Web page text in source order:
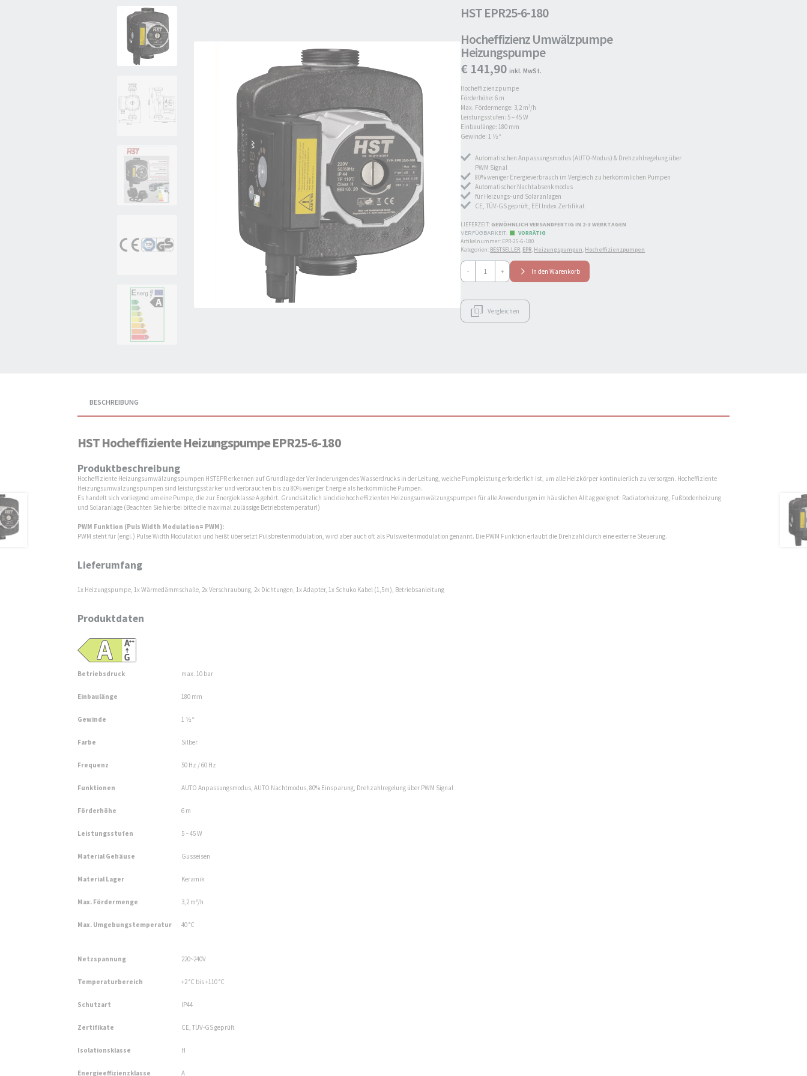
HST EPR25-6-180
Hocheffizienz Umwälzpumpe
Heizungspumpe
€ 141,90 inkl. MwSt.
Hocheffizienzpumpe
Förderhöhe: 6 m
Max. Fördermenge: 3,2 m³/h
Leistungsstufen: 5 – 45 W
Einbaulänge: 180 mm
Gewinde: 1 ½“
Automatischen Anpassungsmodus (AUTO-Modus) & Drehzahlregelung über
PWM Signal
80% weniger Energieverbrauch im Vergleich zu herkömmlichen Pumpen
Automatischer Nachtabsenkmodus
für Heizungs- und Solaranlagen
CE, TÜV-GS geprüft, EEI Index Zertifikat
LIEFERZEIT: GEWÖHNLICH VERSANDFERTIG IN 2-3 WERKTAGEN
VORRÄTIG
Artikelnummer: EPR-25-6-180
Kategorien: BESTSELLER, EPR, Heizungspumpen, Hocheffizienzpumpen
-
EPR25-
6-
Hocheffizienz
Umwälzpumpe
Heizungspumpe
+ In den Warenkorb
Vergleichen
BESCHREIBUNG
HST Hocheffiziente Heizungspumpe EPR25-6-180
Produktbeschreibung
Hocheffiziente Heizungsumwälzungspumpen HSTEPR erkennen auf Grundlage der Veränderungen des Wasserdrucks in der Leitung, welche Pumpleistung erforderlich ist, um alle Heizkörper kontinuierlich zu versorgen. Hocheffiziente
Heizungsumwälzungspumpen sind leistungsstärker und verbrauchen bis zu 80% weniger Energie als herkömmliche Pumpen.
Es handelt sich vorliegend um eine Pumpe, die zur Energieklasse A gehört. Grundsätzlich sind die hoch effizienten Heizungsumwälzungspumpen für alle Anwendungen im häuslichen Alltag geeignet: Radiatorheizung, Fußbodenheizung
und Solaranlage (Beachten Sie hierbei bitte die maximal zulässige Betriebstemperatur!)
PWM Funktion (Puls Width Modulation= PWM):
PWM steht für (engl.) Pulse Width Modulation und heißt übersetzt Pulsbreitenmodulation, wird aber auch oft als Pulsweitenmodulation genannt. Die PWM Funktion erlaubt die Drehzahl durch eine externe Steuerung.
Lieferumfang
1x Heizungspumpe, 1x Wärmedämmschalle, 2x Verschraubung, 2x Dichtungen, 1x Adapter, 1x Schuko Kabel (1,5m), Betriebsanleitung
Produktdaten
Betriebsdruck max. 10 bar
Einbaulänge 180 mm
Gewinde 1 ½“
Farbe Silber
Frequenz 50 Hz / 60 Hz
Funktionen AUTO Anpassungsmodus, AUTO Nachtmodus, 80% Einsparung, Drehzahlregelung über PWM Signal
Förderhöhe 6 m
Leistungsstufen 5 – 45 W
Material Gehäuse Gusseisen
Material Lager Keramik
Max. Fördermenge 3,2 m³/h
Max. Umgebungstemperatur 40 °C
Netzspannung 220~240V
Temperaturbereich +2 °C bis +110 °C
Schutzart IP44
Zertifikate CE, TÜV-GS geprüft
Isolationsklasse H
Energieeffizienzklasse A